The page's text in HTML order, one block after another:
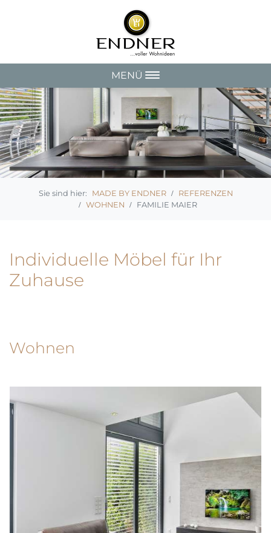
MENÜ
MADE BY ENDNER
REFERENZEN
WOHNEN
FAMILIE MAIER
Individuelle Möbel für Ihr
Zuhause
Wohnen